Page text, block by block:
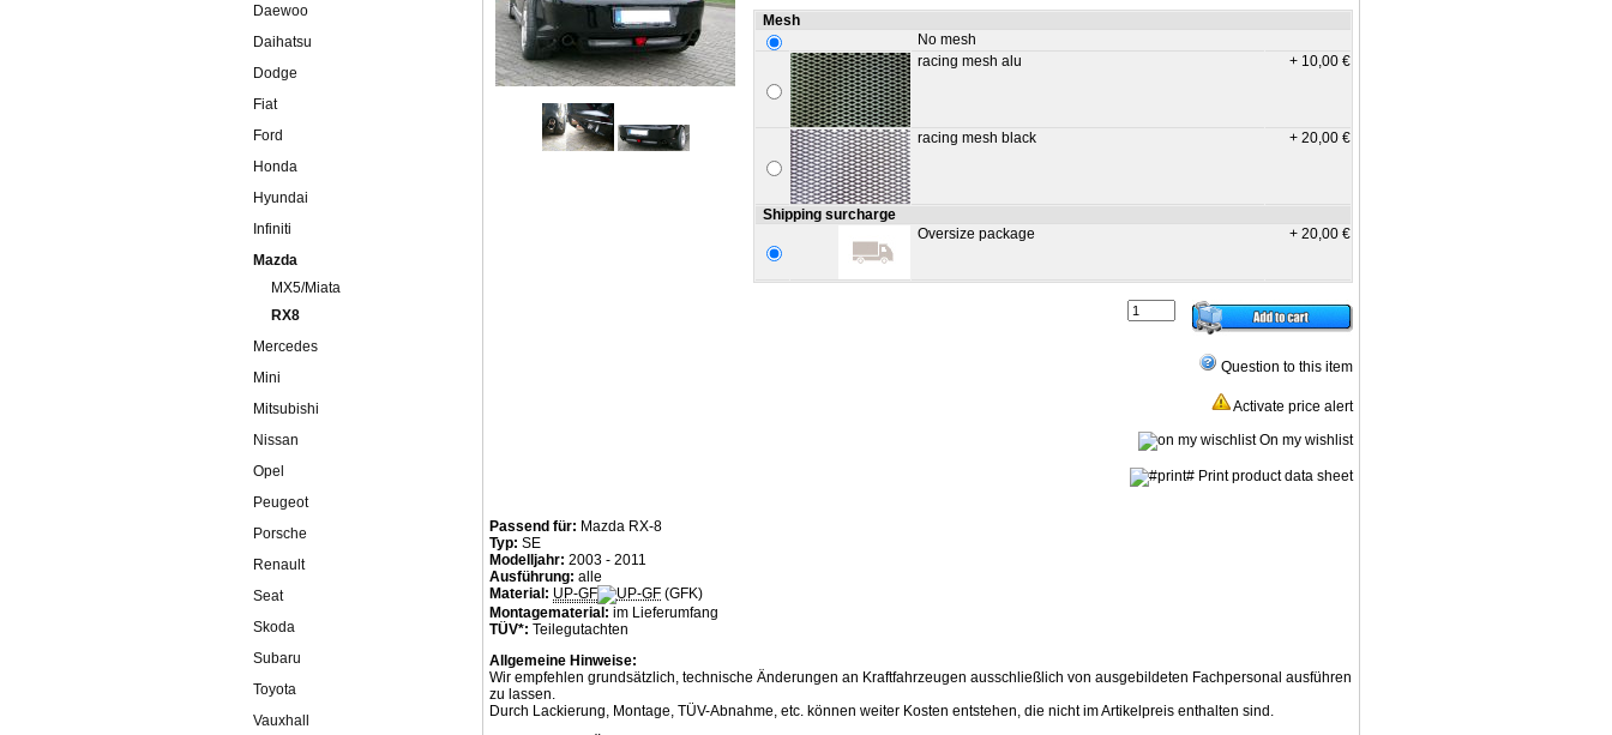
Mesh
No mesh
racing mesh alu
+ 10,00 €
racing mesh black + 20,00 €
Shipping surcharge
Oversize package
+ 20,00 €
Question to this item
Activate price alert
On my wishlist
Print product data sheet
Passend für: Mazda RX-8
Typ: SE
Modelljahr: 2003 - 2011
Ausführung: alle
Material: UP-GF
(GFK)
Montagematerial: im Lieferumfang
TÜV*: Teilegutachten
Allgemeine Hinweise:
Wir empfehlen grundsätzlich, technische Änderungen an Kraftfahrzeugen ausschließlich von ausgebildeten Fachpersonal ausführen
zu lassen.
Durch Lackierung, Montage, TÜV-Abnahme, etc. können weiter Kosten entstehen, die nicht im Artikelpreis enthalten sind.
Daewoo
Daihatsu
Dodge
Fiat
Ford
Honda
Hyundai
Infiniti
Mazda
MX5/Miata
RX8
Mercedes
Mini
Mitsubishi
Nissan
Opel
Peugeot
Porsche
Renault
Seat
Skoda
Subaru
Toyota
Vauxhall